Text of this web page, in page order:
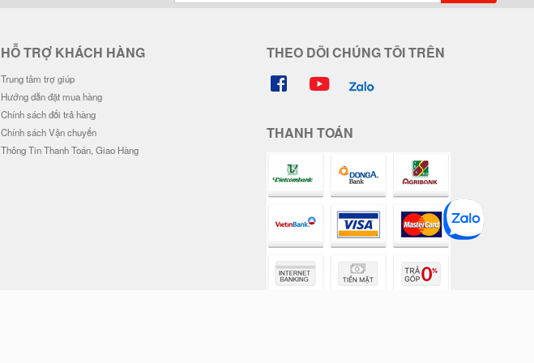
HỖ TRỢ KHÁCH HÀNG
Trung tâm trợ giúp
Hướng dẫn đặt mua hàng
Chính sách đổi trả hàng
Chính sách Vận chuyển
Thông Tin Thanh Toán, Giao Hàng
THEO DÕI CHÚNG TÔI TRÊN
THANH TOÁN